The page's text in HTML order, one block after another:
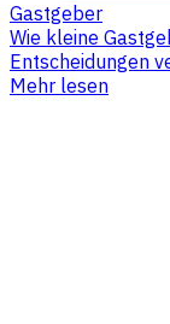
Gastgeber
Wie kleine
Entscheidungen
Mehr lesen